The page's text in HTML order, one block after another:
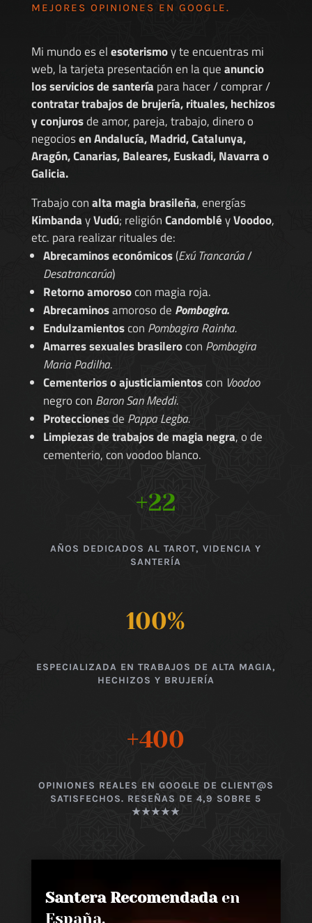
MEJORES OPINIONES EN GOOGLE.
Mi mundo es elesoterismoy te encuentras mi
web, la tarjeta presentación en la queanuncio
los servicios de santería para hacer / comprar /
contratar trabajos de brujería, rituales, hechizos
y conjurosde amor, pareja, trabajo, dinero o
negociosen Andalucía, Madrid, Catalunya,
Aragón, Canarias, Baleares, Euskadi, Navarra o
Galicia.
Trabajo conalta magia brasileña, energías
KimbandayVudú; religiónCandombléyVoodoo,
etc. para realizar rituales de:
Abrecaminos económicos(Exú Trancarúa/
Desatrancarúa)
Retorno amorosocon magia roja.
Abrecaminosamoroso de Pombagira.
Endulzamientoscon Pombagira Rainha.
Amarres sexuales brasilerocon Pombagira
Maria Padilha.
Cementerios o ajusticiamientoscon Voodoo
negro con Baron San Meddi.
Proteccionesde Pappa Legba.
Limpiezas de trabajos de magia negra, o de
cementerio, con voodoo blanco.
+22
AÑOS DEDICADOS AL TAROT, VIDENCIA Y
SANTERÍA
100%
ESPECIALIZADA EN TRABAJOS DE ALTA MAGIA,
HECHIZOS Y BRUJERÍA
+400
OPINIONES REALES EN GOOGLE DE CLIENT@S
SATISFECHOS. RESEÑAS DE 4,9 SOBRE 5
★★★★★
Santera Recomendadaen
España,